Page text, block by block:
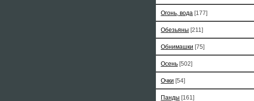
Огонь, вода [177]
Обезьяны [211]
Обнимашки [75]
Осень [502]
Очки [54]
Панды [161]